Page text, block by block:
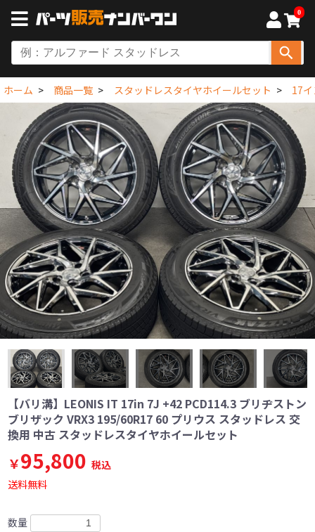
0
ホーム 商品一覧 スタッドレスタイヤホイールセット 17
【バリ溝】LEONIS IT 17in 7J +42 PCD114.3 ブリヂストン
ブリザック VRX3 195/60R17 60 プリウス スタッドレス 交
換用 中古 スタッドレスタイヤホイールセット
￥95,800 税込
送料無料
数量